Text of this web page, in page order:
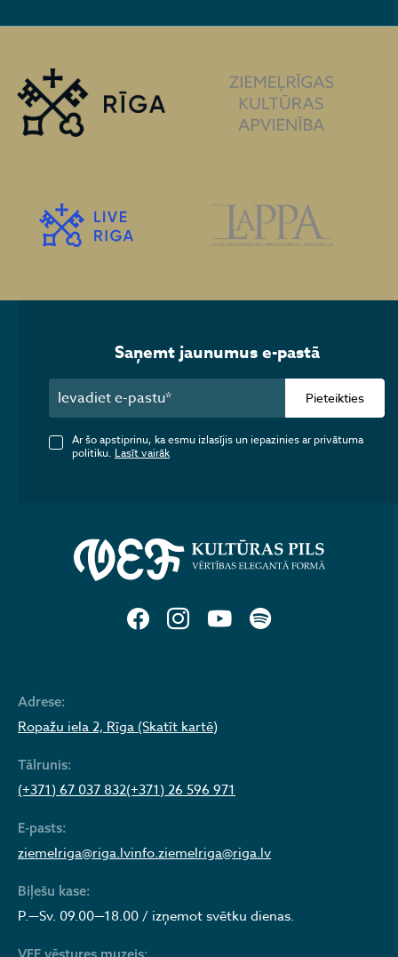
Adrese:
Ropažu iela 2, Rīga (Skatīt kartē)
Tālrunis:
(+371) 67 037 832(+371) 26 596 971
E-pasts:
ziemelriga@riga.lvinfo.ziemelriga@riga.lv
Biļešu kase:
P.—Sv. 09.00—18.00 / izņemot svētku dienas.
Saņemt jaunumus e-pastā
Pieteikties
Ar šo apstiprinu, ka esmu izlasījis un iepazinies ar privātuma
politiku. Lasīt vairāk